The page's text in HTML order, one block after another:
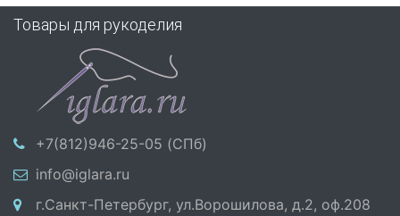
Товары для рукоделия
+7(812)946-25-05 (СПб)
info@iglara.ru
г.Санкт-Петербург, ул.Ворошилова, д.2, оф.208